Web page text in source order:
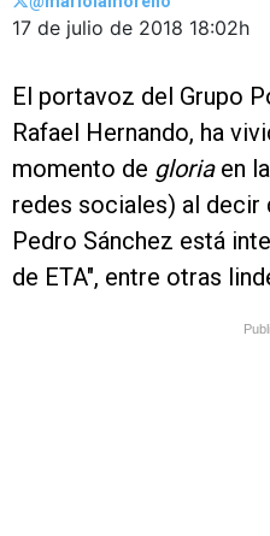
17 de julio de 2018 18:02h
El portavoz del Grupo
Rafael Hernando, ha
momento de gloriaen
redes sociales) al decir
Pedro Sánchez está
de ETA", entre otras